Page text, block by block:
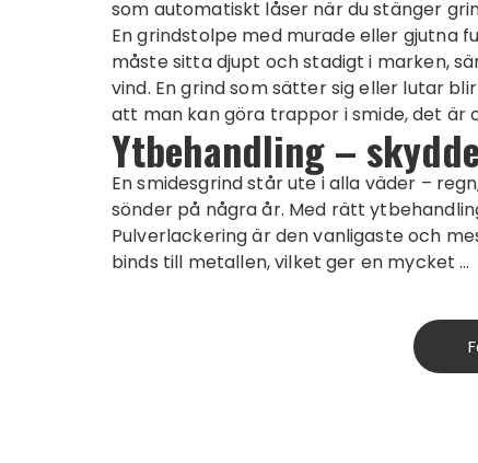
som automatiskt låser när du stänger
En grindstolpe med murade eller gjutna
måste sitta djupt och stadigt i marken,
vind. En grind som sätter sig eller lutar
att man kan göra trappor i smide, det är
Ytbehandling –
En smidesgrind står ute i alla väder –
sönder på några år. Med rätt
Pulverlackering är den vanligaste och
binds till metallen, vilket ger en mycket …